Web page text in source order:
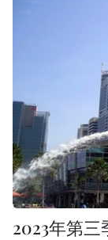
2023年第